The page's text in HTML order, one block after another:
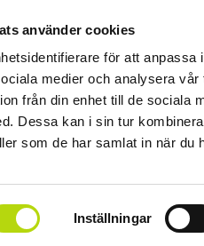
använder cookies
för att
medier och analysera
från din enhet till de sociala
Dessa kan i sin tur
som de har samlat in när du
Inställningar